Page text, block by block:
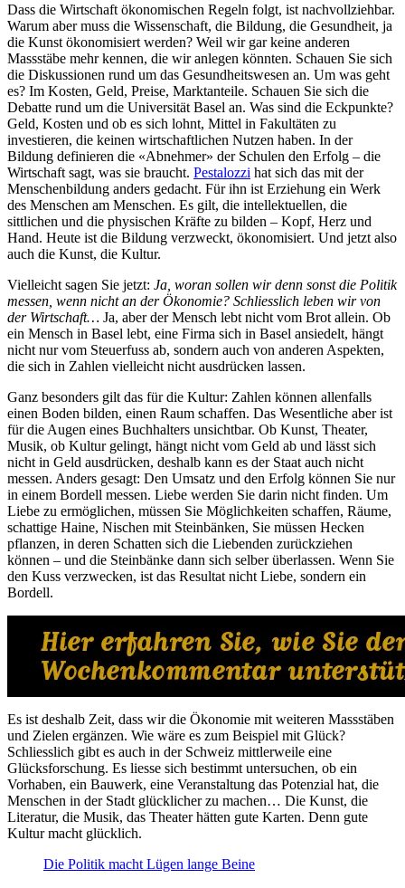
Dass die Wirtschaft ökonomischen Regeln folgt, ist nachvollziehbar.
Warum aber muss die Wissenschaft, die Bildung, die Gesundheit, ja
die Kunst ökonomisiert werden? Weil wir gar keine anderen
Massstäbe mehr kennen, die wir anlegen könnten. Schauen Sie sich
die Diskussionen rund um das Gesundheitswesen an. Um was geht
es? Im Kosten, Geld, Preise, Marktanteile. Schauen Sie sich die
Debatte rund um die Universität Basel an. Was sind die Eckpunkte?
Geld, Kosten und ob es sich lohnt, Mittel in Fakultäten zu
investieren, die keinen wirtschaftlichen Nutzen haben. In der
Bildung definieren die «Abnehmer» der Schulen den Erfolg – die
Wirtschaft sagt, was sie braucht. Pestalozzi hat sich das mit der
Menschenbildung anders gedacht. Für ihn ist Erziehung ein Werk
des Menschen am Menschen. Es gilt, die intellektuellen, die
sittlichen und die physischen Kräfte zu bilden – Kopf, Herz und
Hand. Heute ist die Bildung verzweckt, ökonomisiert. Und jetzt also
auch die Kunst, die Kultur.
Vielleicht sagen Sie jetzt: Ja, woran sollen wir denn sonst die Politik
messen, wenn nicht an der Ökonomie? Schliesslich leben wir von
der Wirtschaft… Ja, aber der Mensch lebt nicht vom Brot allein. Ob
ein Mensch in Basel lebt, eine Firma sich in Basel ansiedelt, hängt
nicht nur vom Steuerfuss ab, sondern auch von anderen Aspekten,
die sich in Zahlen vielleicht nicht ausdrücken lassen.
Ganz besonders gilt das für die Kultur: Zahlen können allenfalls
einen Boden bilden, einen Raum schaffen. Das Wesentliche aber ist
für die Augen eines Buchhalters unsichtbar. Ob Kunst, Theater,
Musik, ob Kultur gelingt, hängt nicht vom Geld ab und lässt sich
nicht in Geld ausdrücken, deshalb kann es der Staat auch nicht
messen. Anders gesagt: Den Umsatz und den Erfolg können Sie nur
in einem Bordell messen. Liebe werden Sie darin nicht finden. Um
Liebe zu ermöglichen, müssen Sie Möglichkeiten schaffen, Räume,
schattige Haine, Nischen mit Steinbänken, Sie müssen Hecken
pflanzen, in deren Schatten sich die Liebenden zurückziehen
können – und die Steinbänke dann sich selber überlassen. Wenn Sie
den Kuss verzwecken, ist das Resultat nicht Liebe, sondern ein
Bordell.
Es ist deshalb Zeit, dass wir die Ökonomie mit weiteren Massstäben
und Zielen ergänzen. Wie wäre es zum Beispiel mit Glück?
Schliesslich gibt es auch in der Schweiz mittlerweile eine
Glücksforschung. Es liesse sich bestimmt untersuchen, ob ein
Vorhaben, ein Bauwerk, eine Veranstaltung das Potenzial hat, die
Menschen in der Stadt glücklicher zu machen… Die Kunst, die
Literatur, die Musik, das Theater hätten gute Karten. Denn gute
Kultur macht glücklich.
Die Politik macht Lügen lange Beine